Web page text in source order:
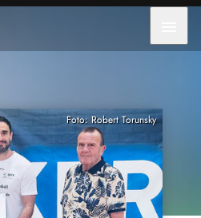
Foto: Robert Torunsky